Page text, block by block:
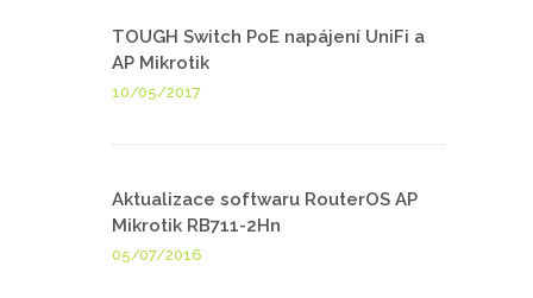
TOUGH Switch PoE napájení UniFi a
AP Mikrotik
10/05/2017
Aktualizace softwaru RouterOS AP
Mikrotik RB711-2Hn
05/07/2016